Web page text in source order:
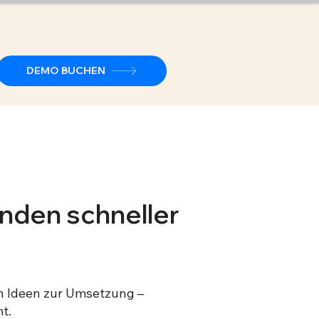
DEMO BUCHEN
schneller
zur Umsetzung –